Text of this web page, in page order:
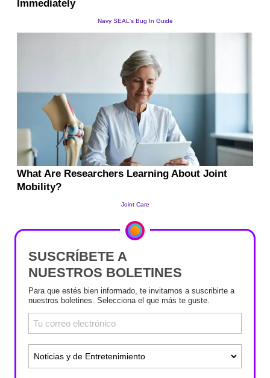
SUSCRÍBETE A
NUESTROS BOLETINES
Para que estés bien informado, te invitamos a suscribirte a
nuestros boletines. Selecciona el que más te guste.